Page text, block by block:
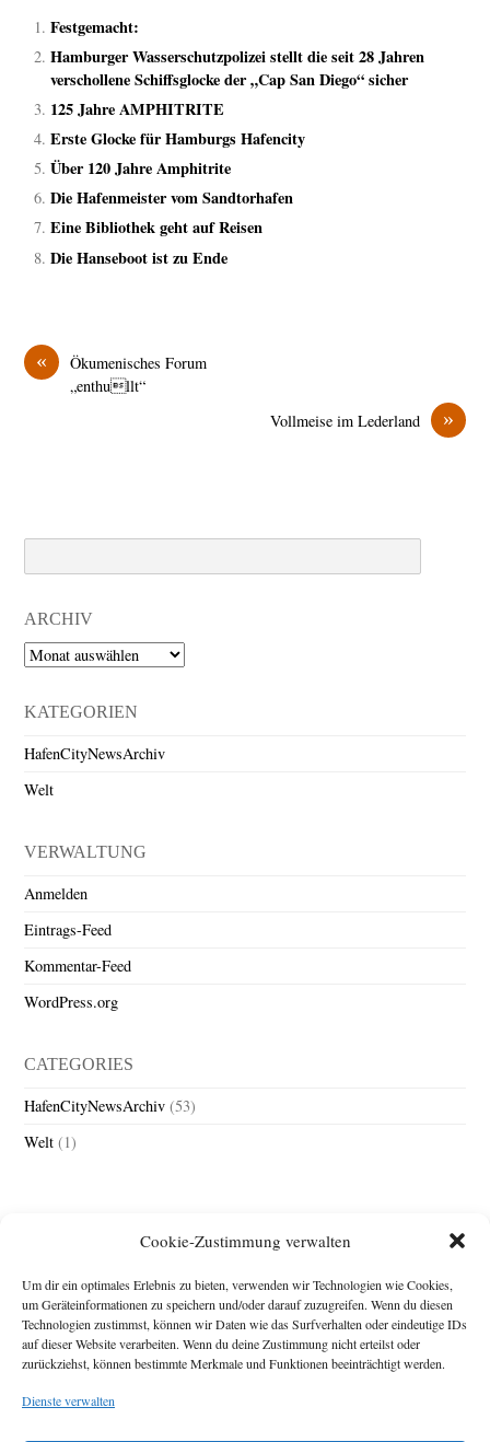
Cookie-Zustimmung verwalten
Um dir ein optimales Erlebnis zu bieten, verwenden wir Technologien wie Cookies,
um Geräteinformationen zu speichern und/oder darauf zuzugreifen. Wenn du diesen
Technologien zustimmst, können wir Daten wie das Surfverhalten oder eindeutige IDs
auf dieser Website verarbeiten. Wenn du deine Zustimmung nicht erteilst oder
zurückziehst, können bestimmte Merkmale und Funktionen beeinträchtigt werden.
Dienste verwalten
Festgemacht:
Hamburger Wasserschutzpolizei stellt die seit 28 Jahren
verschollene Schiffsglocke der „Cap San Diego“ sicher
125 Jahre AMPHITRITE
Erste Glocke für Hamburgs Hafencity
Über 120 Jahre Amphitrite
Die Hafenmeister vom Sandtorhafen
Eine Bibliothek geht auf Reisen
Die Hanseboot ist zu Ende
«
Ökumenisches Forum
„enthullt“
»
Vollmeise im Lederland
ARCHIV
Archiv
KATEGORIEN
HafenCityNewsArchiv
Welt
VERWALTUNG
Anmelden
Eintrags-Feed
Kommentar-Feed
WordPress.org
CATEGORIES
HafenCityNewsArchiv (53)
Welt (1)
Impressum
Michael Baden,